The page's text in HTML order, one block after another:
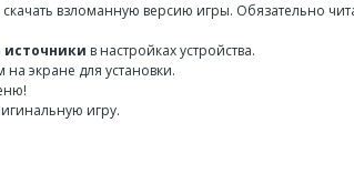
взломанную версию игры. Обязательно
источники в настройках устройства.
на экране для установки.
игру.